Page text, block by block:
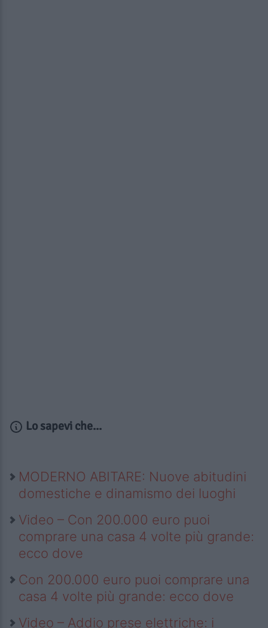
Lo sapevi che...
MODERNO ABITARE: Nuove abitudini
domestiche e dinamismo dei luoghi
Video – Con 200.000 euro puoi
comprare una casa 4 volte più grande:
ecco dove
Con 200.000 euro puoi comprare una
casa 4 volte più grande: ecco dove
Video – Addio prese elettriche: i